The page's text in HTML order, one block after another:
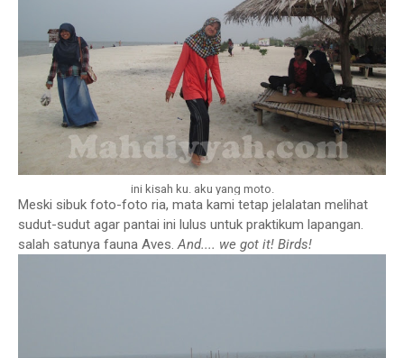
ini kisah ku. aku yang moto.
Meski sibuk foto-foto ria, mata kami tetap jelalatan melihat
sudut-sudut agar pantai ini lulus untuk praktikum lapangan.
salah satunya fauna Aves.And.... we got it! Birds!